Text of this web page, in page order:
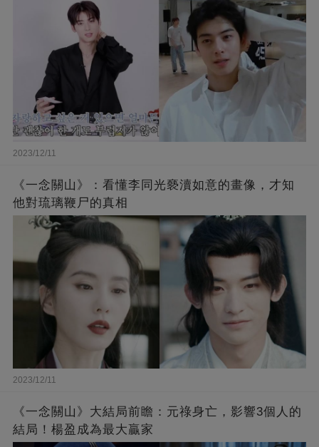
2023/12/11
《一念關山》：看懂李同光褻瀆如意的畫像，才知
他對琉璃鞭尸的真相
2023/12/11
《一念關山》大結局前瞻：元祿身亡，影響3個人的
結局！楊盈成為最大贏家